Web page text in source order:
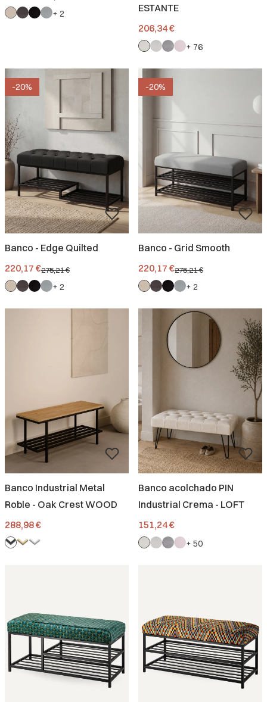
+ 2
ESTANTE
Precio
206,34 €
+ 76
-20%
Banco - Edge Quilted
Precio promocional.
220,17 €275,21 €
+ 2
-20%
Banco - Grid Smooth
Precio promocional.
220,17 €275,21 €
+ 2
Banco Industrial Metal
Roble - Oak Crest WOOD
Precio
288,98 €
Banco acolchado PIN
Industrial Crema - LOFT
Precio
151,24 €
+ 50